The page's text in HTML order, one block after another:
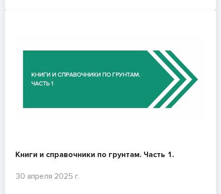
Книги и справочники по грунтам. Часть 1.
30 апреля 2025 г.